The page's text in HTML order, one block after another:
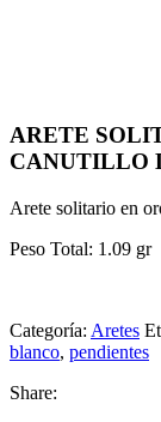
ARETE
CANUTILLO
Arete solitario en
Peso Total: 1.09 gr
Categoría: Aretes
blanco, pendientes
Share: